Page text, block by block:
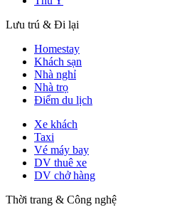
Lưu trú & Đi lại
Homestay
Khách sạn
Nhà nghỉ
Nhà trọ
Điểm du lịch
Xe khách
Taxi
Vé máy bay
DV thuê xe
DV chở hàng
Thời trang & Công nghệ